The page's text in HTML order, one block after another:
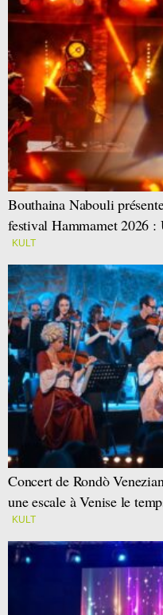
Bouthaina Nabouli
festival Hammamet 2026 :
KULT
Concert de Rondò
une escale à Venise le
KULT